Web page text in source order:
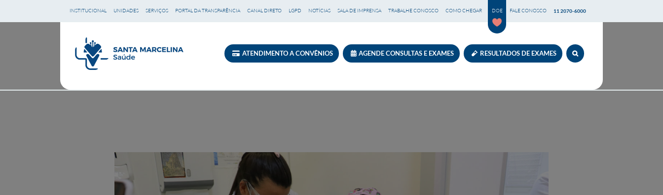
para
INSTITUCIONAL UNIDADES SERVIÇOS PORTAL DA TRANSPARÊNCIA CANAL DIRETO LGPD NOTÍCIAS SALA DE IMPRENSA TRABALHE CONOSCO COMO CHEGAR DOE FALE CONOSCO 11 2070-6000
ATENDIMENTO A CONVÊNIOS AGENDE CONSULTAS E EXAMES RESULTADOS DE EXAMES